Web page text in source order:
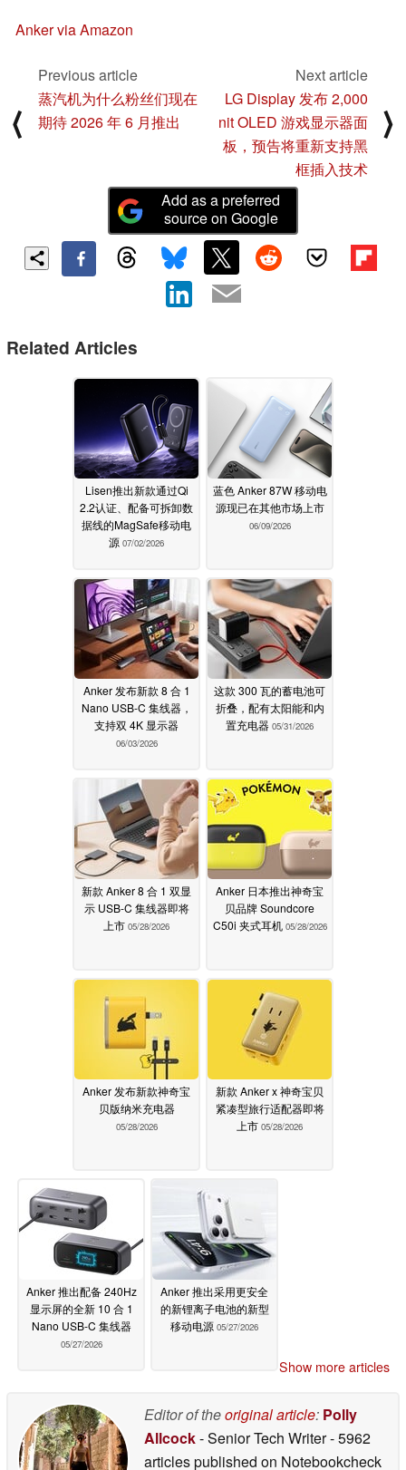
Anker via Amazon
⟨
Previous article
蒸汽机为什么粉丝们现在
期待 2026 年 6 月推出
Next article
LG Display 发布 2,000
nit OLED 游戏显示器面
板，预告将重新支持黑
框插入技术
⟩
Add as a preferred
source on Google
Related Articles
Lisen推出新款通过Qi
2.2认证、配备可拆卸数
据线的MagSafe移动电
源 07/02/2026
蓝色 Anker 87W 移动电
源现已在其他市场上市
06/09/2026
Anker 发布新款 8 合 1
Nano USB-C 集线器，
支持双 4K 显示器
06/03/2026
这款 300 瓦的蓄电池可
折叠，配有太阳能和内
置充电器 05/31/2026
新款 Anker 8 合 1 双显
示 USB-C 集线器即将
上市 05/28/2026
Anker 日本推出神奇宝
贝品牌 Soundcore
C50i 夹式耳机 05/28/2026
Anker 发布新款神奇宝
贝版纳米充电器
05/28/2026
新款 Anker x 神奇宝贝
紧凑型旅行适配器即将
上市 05/28/2026
Anker 推出配备 240Hz
显示屏的全新 10 合 1
Nano USB-C 集线器
05/27/2026
Anker 推出采用更安全
的新锂离子电池的新型
移动电源 05/27/2026
Show more articles
Editor of theoriginal article: Polly
Allcock- Senior Tech Writer- 5962
articles published on Notebookcheck